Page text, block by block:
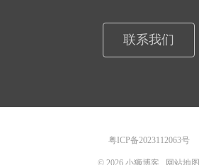
联系我们
粤ICP备2023112063号
© 2026 小狮博客 网站地图